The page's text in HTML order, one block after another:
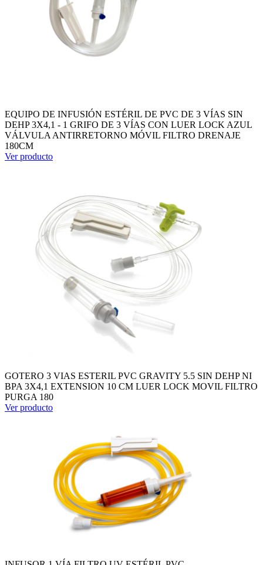
EQUIPO DE INFUSIÓN ESTÉRIL DE PVC DE 3 VÍAS SIN
DEHP 3X4,1 - 1 GRIFO DE 3 VÍAS CON LUER LOCK AZUL
VÁLVULA ANTIRRETORNO MÓVIL FILTRO DRENAJE
180CM
Ver producto
GOTERO 3 VIAS ESTERIL PVC GRAVITY 5.5 SIN DEHP NI
BPA 3X4,1 EXTENSION 10 CM LUER LOCK MOVIL FILTRO
PURGA 180
Ver producto